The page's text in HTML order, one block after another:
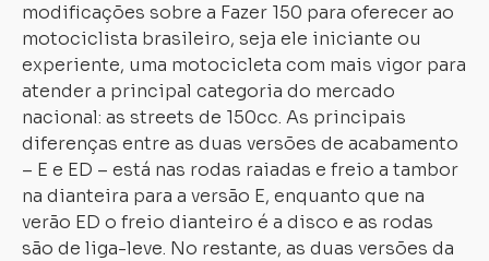
modificações sobre a Fazer 150 para oferecer ao
motociclista brasileiro, seja ele iniciante ou
experiente, uma motocicleta com mais vigor para
atender a principal categoria do mercado
nacional: as streets de 150cc. As principais
diferenças entre as duas versões de acabamento
– E e ED – está nas rodas raiadas e freio a tambor
na dianteira para a versão E, enquanto que na
verão ED o freio dianteiro é a disco e as rodas
são de liga-leve. No restante, as duas versões da